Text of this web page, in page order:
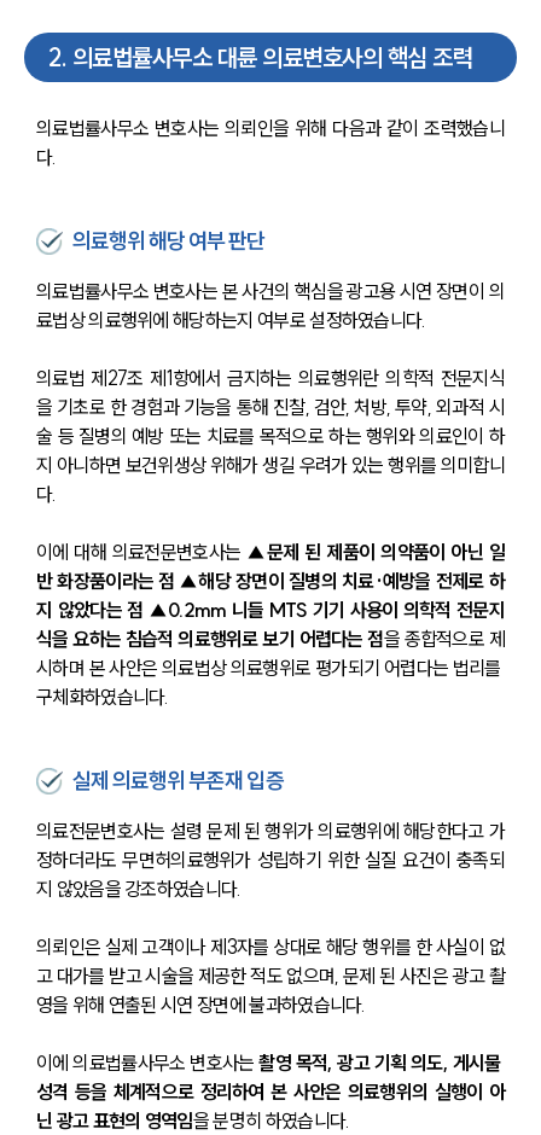
2. 의료법률사무소 대륜 의료변호사의 핵심 조력
의료법률사무소 변호사는 의뢰인을 위해 다음과 같이 조력했습니
다.
의료행위 해당 여부 판단
의료법률사무소 변호사는 본 사건의 핵심을 광고용 시연 장면이 의
료법상 의료행위에 해당하는지 여부로 설정하였습니다.
의료법 제27조 제1항에서 금지하는 의료행위란 의학적 전문지식
을 기초로 한 경험과 기능을 통해 진찰, 검안, 처방, 투약, 외과적 시
술 등 질병의 예방 또는 치료를 목적으로 하는 행위와 의료인이 하
지 아니하면 보건위생상 위해가 생길 우려가 있는 행위를 의미합니
다.
이에 대해 의료전문변호사는 ▲문제 된 제품이 의약품이 아닌 일
반 화장품이라는 점 ▲해당 장면이 질병의 치료·예방을 전제로 하
지 않았다는 점 ▲0.2mm 니들 MTS 기기 사용이 의학적 전문지
식을 요하는 침습적 의료행위로 보기 어렵다는 점을 종합적으로 제
시하며 본 사안은 의료법상 의료행위로 평가되기 어렵다는 법리를
구체화하였습니다.
실제 의료행위 부존재 입증
의료전문변호사는 설령 문제 된 행위가 의료행위에 해당한다고 가
정하더라도 무면허의료행위가 성립하기 위한 실질 요건이 충족되
지 않았음을 강조하였습니다.
의뢰인은 실제 고객이나 제3자를 상대로 해당 행위를 한 사실이 없
고 대가를 받고 시술을 제공한 적도 없으며, 문제 된 사진은 광고 촬
영을 위해 연출된 시연 장면에 불과하였습니다.
이에 의료법률사무소 변호사는 촬영 목적, 광고 기획 의도, 게시물
성격 등을 체계적으로 정리하여 본 사안은 의료행위의 실행이 아
닌 광고 표현의 영역임을 분명히 하였습니다.